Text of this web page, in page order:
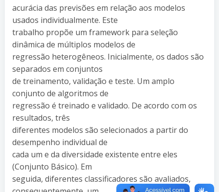
acurácia das previsões em relação aos modelos
usados individualmente. Este
trabalho propõe um framework para seleção
dinâmica de múltiplos modelos de
regressão heterogêneos. Inicialmente, os dados são
separados em conjuntos
de treinamento, validação e teste. Um amplo
conjunto de algoritmos de
regressão é treinado e validado. De acordo com os
resultados, três
diferentes modelos são selecionados a partir do
desempenho individual de
cada um e da diversidade existente entre eles
(Conjunto Básico). Em
seguida, diferentes classificadores são avaliados,